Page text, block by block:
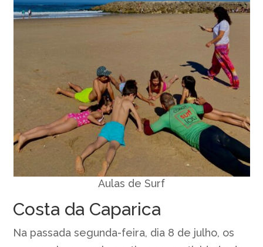
Aulas de Surf
Costa da Caparica
Na passada segunda-feira, dia 8 de julho, os